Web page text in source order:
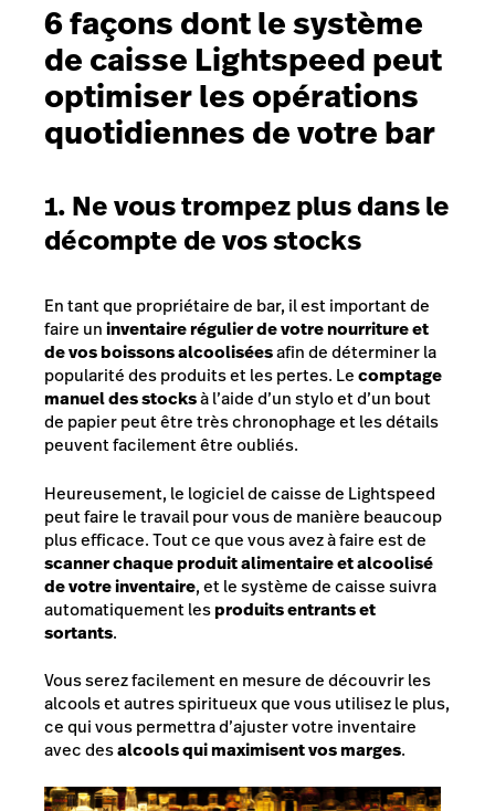
6 façons dont le système
de caisse Lightspeed peut
optimiser les opérations
quotidiennes de votre bar
1. Ne vous trompez plus dans le
décompte de vos stocks
En tant que propriétaire de bar, il est important de
faire uninventaire régulier de votre nourriture et
de vos boissons alcooliséesafin de déterminer la
popularité des produits et les pertes. Lecomptage
manuel des stocksà l’aide d’un stylo et d’un bout
de papier peut être très chronophage et les détails
peuvent facilement être oubliés.
Heureusement, le logiciel de caisse de Lightspeed
peut faire le travail pour vous de manière beaucoup
plus efficace. Tout ce que vous avez à faire est de
scanner chaque produit alimentaire et alcoolisé
de votre inventaire, et le système de caisse suivra
automatiquement lesproduits entrants et
sortants.
Vous serez facilement en mesure de découvrir les
alcools et autres spiritueux que vous utilisez le plus,
ce qui vous permettra d’ajuster votre inventaire
avec desalcools qui maximisent vos marges.